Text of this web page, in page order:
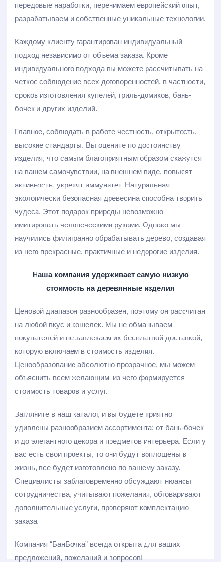
передовые наработки, перенимаем европейский опыт,
разрабатываем и собственные уникальные технологии.
Каждому клиенту гарантирован индивидуальный
подход независимо от объема заказа. Кроме
индивидуального подхода вы можете рассчитывать на
четкое соблюдение всех договоренностей, в частности,
сроков изготовления купелей, гриль-домиков, бань-
бочек и других изделий.
Главное, соблюдать в работе честность, открытость,
высокие стандарты. Вы оцените по достоинству
изделия, что самым благоприятным образом скажутся
на вашем самочувствии, на внешнем виде, повысят
активность, укрепят иммунитет. Натуральная
экологически безопасная древесина способна творить
чудеса. Этот подарок природы невозможно
имитировать человеческими руками. Однако мы
научились филигранно обрабатывать дерево, создавая
из него прекрасные, практичные и недорогие изделия.
Наша компания удерживает самую низкую
стоимость на деревянные изделия
Ценовой диапазон разнообразен, поэтому он рассчитан
на любой вкус и кошелек. Мы не обманываем
покупателей и не завлекаем их бесплатной доставкой,
которую включаем в стоимость изделия.
Ценообразование абсолютно прозрачное, мы можем
объяснить всем желающим, из чего формируется
стоимость товаров и услуг.
Загляните в наш каталог, и вы будете приятно
удивлены разнообразием ассортимента: от бань-бочек
и до элегантного декора и предметов интерьера. Если у
вас есть свои проекты, то они будут воплощены в
жизнь, все будет изготовлено по вашему заказу.
Специалисты заблаговременно обсуждают нюансы
сотрудничества, учитывают пожелания, обговаривают
дополнительные услуги, проверяют комплектацию
заказа.
Компания “БанБочка” всегда открыта для ваших
предложений, пожеланий и вопросов!